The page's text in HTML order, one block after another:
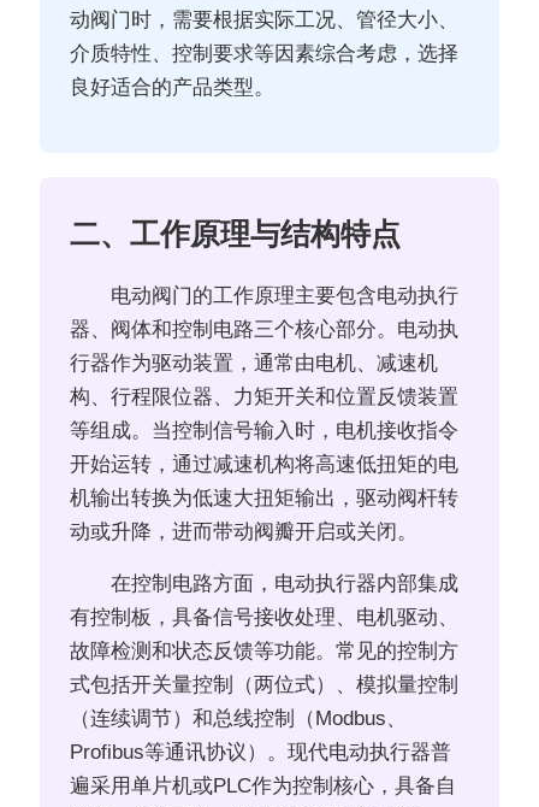
动阀门时，需要根据实际工况、管径大小、
介质特性、控制要求等因素综合考虑，选择
良好适合的产品类型。
二、工作原理与结构特点
电动阀门的工作原理主要包含电动执行
器、阀体和控制电路三个核心部分。电动执
行器作为驱动装置，通常由电机、减速机
构、行程限位器、力矩开关和位置反馈装置
等组成。当控制信号输入时，电机接收指令
开始运转，通过减速机构将高速低扭矩的电
机输出转换为低速大扭矩输出，驱动阀杆转
动或升降，进而带动阀瓣开启或关闭。
在控制电路方面，电动执行器内部集成
有控制板，具备信号接收处理、电机驱动、
故障检测和状态反馈等功能。常见的控制方
式包括开关量控制（两位式）、模拟量控制
（连续调节）和总线控制（Modbus、
Profibus等通讯协议）。现代电动执行器普
遍采用单片机或PLC作为控制核心，具备自